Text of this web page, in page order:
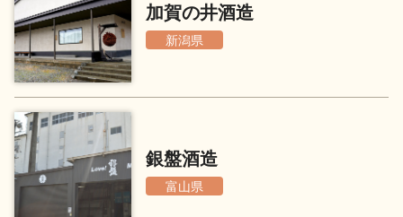
地酒川柳
日本酒の楽しみ方特集
加賀の井酒造
新潟県
銀盤酒造
富山県